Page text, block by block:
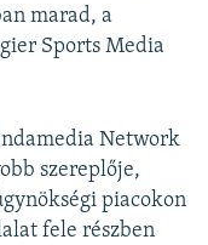
marad, a
Sports Media
Network
szereplője,
piacokon
fele részben